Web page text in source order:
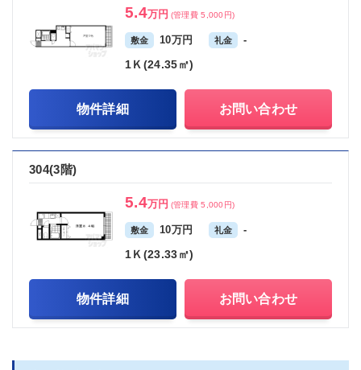
5.4万円 (管理費 5,000円)
敷金 10万円 礼金 -
1Ｋ(24.35㎡)
物件詳細 お問い合わせ
304(3階)
5.4万円 (管理費 5,000円)
敷金 10万円 礼金 -
1Ｋ(23.33㎡)
物件詳細 お問い合わせ